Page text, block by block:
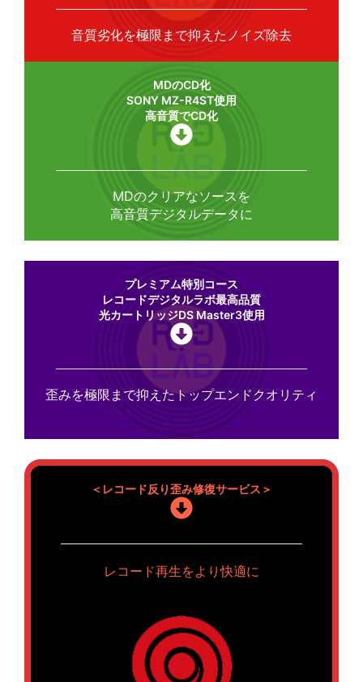
音質劣化を極限まで抑えたノイズ除去
MDのCD化
SONY MZ-R4ST使用
高音質でCD化
MDのクリアなソースを
高音質デジタルデータに
プレミアム特別コース
レコードデジタルラボ最高品質
光カートリッジDS Master3使用
歪みを極限まで抑えたトップエンドクオリティ
＜レコード反り歪み修復サービス＞
レコード再生をより快適に